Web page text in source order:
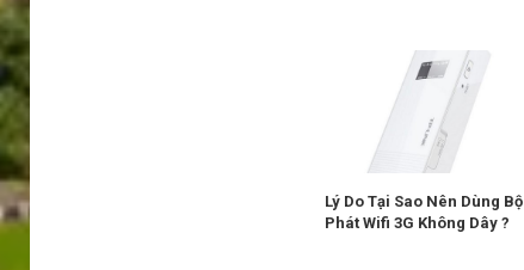
Lý Do Tại Sao Nên Dùng Bộ
Phát Wifi 3G Không Dây ?